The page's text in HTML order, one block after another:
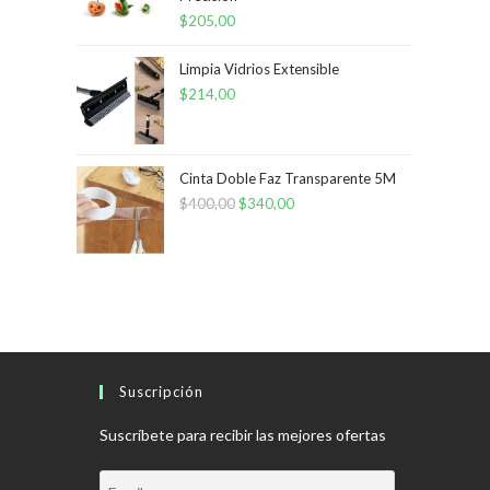
$205,00
Limpia Vidrios Extensible
$214,00
Cinta Doble Faz Transparente 5M
$400,00El
$340,00El
Suscripción
Suscríbete para recibir las mejores ofertas